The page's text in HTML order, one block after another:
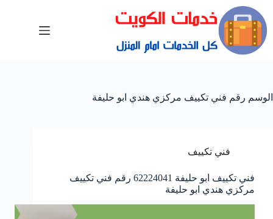
الوسم رقم فني تكييف مركزي هندي ابو حليفة
فني تكييف
فني تكييف ابو حليفة 62224041 رقم فني تكييف
مركزي هندي ابو حليفة